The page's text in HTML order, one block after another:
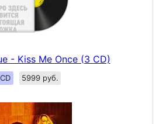
- Kiss Me Once (3 CD)
5999 руб.